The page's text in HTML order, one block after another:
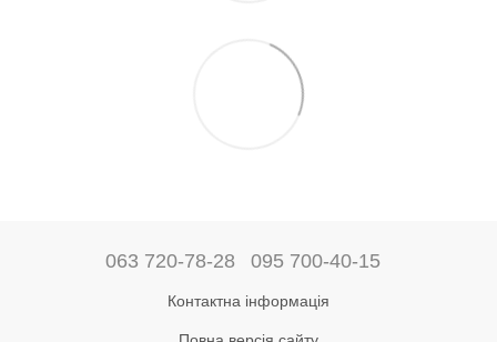
063 720-78-28 095 700-40-15
Контактна інформація